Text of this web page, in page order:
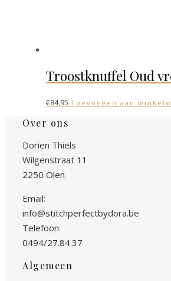
Troostknuffel Oud
€84,95 Toevoegen aan
Over ons
Dorien Thiels
Wilgenstraat 11
2250 Olen
Email:
info@stitchperfectbydora.be
Telefoon:
0494/27.84.37
Algemeen